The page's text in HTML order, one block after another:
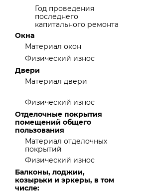
Год проведения
последнего
капитального ремонта
Окна
Материал окон
Физический износ
Двери
Материал двери
Физический износ
Отделочные покрытия
помещений общего
пользования
Материал отделочных
покрытий
Физический износ
Балконы, лоджии,
козырьки и эркеры, в том
числе: